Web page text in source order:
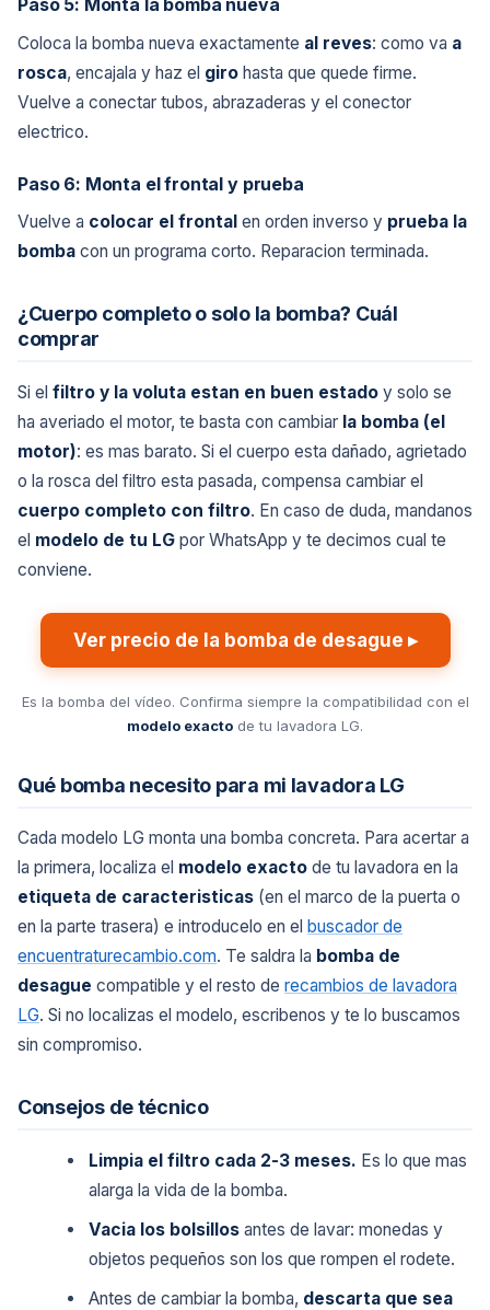
Paso 5: Monta la bomba nueva
Coloca la bomba nueva exactamente al reves: como va a
rosca, encajala y haz el giro hasta que quede firme.
Vuelve a conectar tubos, abrazaderas y el conector
electrico.
Paso 6: Monta el frontal y prueba
Vuelve a colocar el frontal en orden inverso y prueba la
bomba con un programa corto. Reparacion terminada.
¿Cuerpo completo o solo la bomba? Cuál
comprar
Si el filtro y la voluta estan en buen estado y solo se
ha averiado el motor, te basta con cambiar la bomba (el
motor): es mas barato. Si el cuerpo esta dañado, agrietado
o la rosca del filtro esta pasada, compensa cambiar el
cuerpo completo con filtro. En caso de duda, mandanos
el modelo de tu LG por WhatsApp y te decimos cual te
conviene.
Ver precio de la bomba de desague ▸
Es la bomba del vídeo. Confirma siempre la compatibilidad con el
modelo exacto de tu lavadora LG.
Qué bomba necesito para mi lavadora LG
Cada modelo LG monta una bomba concreta. Para acertar a
la primera, localiza el modelo exacto de tu lavadora en la
etiqueta de caracteristicas (en el marco de la puerta o
en la parte trasera) e introducelo en el buscador de
encuentraturecambio.com. Te saldra la bomba de
desague compatible y el resto de recambios de lavadora
LG. Si no localizas el modelo, escribenos y te lo buscamos
sin compromiso.
Consejos de técnico
Limpia el filtro cada 2-3 meses. Es lo que mas
alarga la vida de la bomba.
Vacia los bolsillos antes de lavar: monedas y
objetos pequeños son los que rompen el rodete.
Antes de cambiar la bomba, descarta que sea